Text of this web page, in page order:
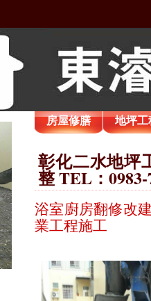
房屋修膳 地坪工
彰化二水地坪
整 TEL：
浴室廚房翻修改
業工程施工